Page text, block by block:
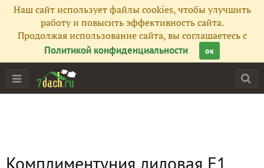
Наш сайт использует файлы cookies, чтобы улучшить
работу и повысить эффективность сайта.
Продолжая использование сайта, вы соглашаетесь с
Политикой конфиденциальности
ок
Комплиментуния лиловая F1.